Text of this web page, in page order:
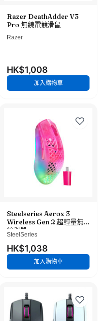
Razer DeathAdder V3
Pro 無線電競滑鼠
Razer
HK$1,008
加入購物車
Steelseries Aerox 3
Wireless Gen 2 超輕量無
線滑鼠
SteelSeries
HK$1,038
加入購物車